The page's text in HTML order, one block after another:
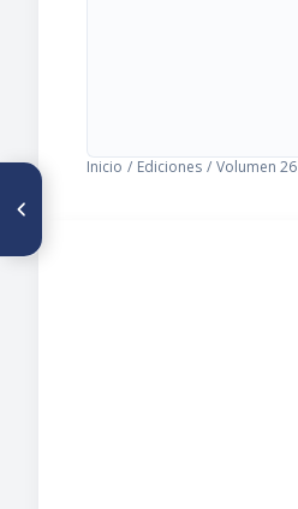
Inicio / Ediciones / Volumen 26